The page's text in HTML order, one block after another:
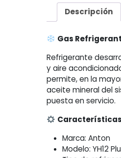
YH12
Plus
R12
x
425
Grs
cantidad
Descripción
Gas
Refrigerante
y aire
permite, en la
aceite mineral del
puesta en servicio.
Marca: Anton
Modelo: YH12